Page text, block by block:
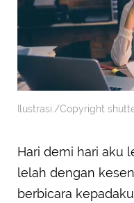
Ilustrasi./Copyright
Hari demi hari aku
lelah dengan
berbicara